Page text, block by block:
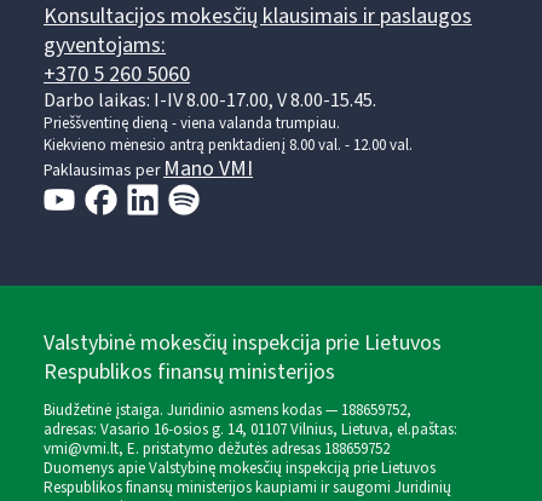
Konsultacijos mokesčių klausimais ir paslaugos
gyventojams:
+370 5 260 5060
Darbo laikas: I-IV 8.00-17.00, V 8.00-15.45.
Prieššventinę dieną - viena valanda trumpiau.
Kiekvieno mėnesio antrą penktadienį 8.00 val. - 12.00 val.
Paklausimas perMano VMI
Valstybinė mokesčių inspekcija prie Lietuvos
Respublikos finansų ministerijos
Biudžetinė įstaiga. Juridinio asmens kodas — 188659752,
adresas: Vasario 16-osios g. 14, 01107 Vilnius, Lietuva, el.paštas:
vmi@vmi.lt, E. pristatymo dėžutės adresas 188659752
Duomenys apie Valstybinę mokesčių inspekciją prie Lietuvos
Respublikos finansų ministerijos kaupiami ir saugomi Juridinių